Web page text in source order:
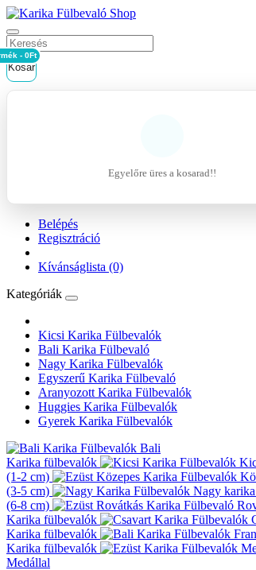
Kosár
- 0Ft
Egyelőre üres a kosarad!!
Belépés
Regisztráció
Kívánságlista (0)
Kategóriák
Kicsi Karika Fülbevalók
Bali Karika Fülbevaló
Nagy Karika Fülbevalók
Egyszerű Karika Fülbevaló
Aranyozott Karika Fülbevalók
Huggies Karika Fülbevalók
Gyerek Karika Fülbevalók
Bali
Karika fülbevalók
(1-2 cm)
(3-5 cm)
Nagy
(6-8 cm)
Karika fülbevalók
Karika fülbevalók
Karika fülbevalók
Medállal